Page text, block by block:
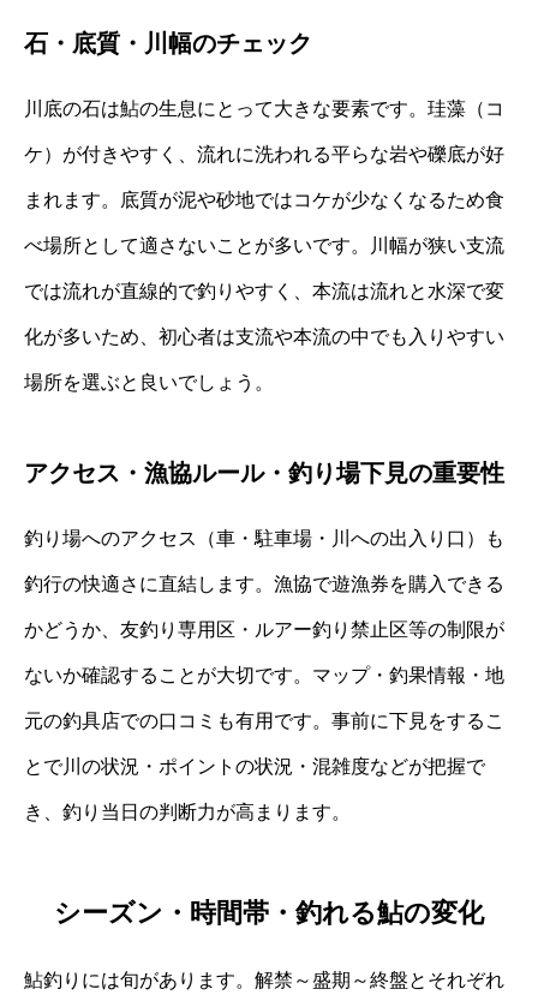
石・底質・川幅のチェック
川底の石は鮎の生息にとって大きな要素です。珪藻（コ
ケ）が付きやすく、流れに洗われる平らな岩や礫底が好
まれます。底質が泥や砂地ではコケが少なくなるため食
べ場所として適さないことが多いです。川幅が狭い支流
では流れが直線的で釣りやすく、本流は流れと水深で変
化が多いため、初心者は支流や本流の中でも入りやすい
場所を選ぶと良いでしょう。
アクセス・漁協ルール・釣り場下見の重要性
釣り場へのアクセス（車・駐車場・川への出入り口）も
釣行の快適さに直結します。漁協で遊漁券を購入できる
かどうか、友釣り専用区・ルアー釣り禁止区等の制限が
ないか確認することが大切です。マップ・釣果情報・地
元の釣具店での口コミも有用です。事前に下見をするこ
とで川の状況・ポイントの状況・混雑度などが把握で
き、釣り当日の判断力が高まります。
シーズン・時間帯・釣れる鮎の変化
鮎釣りには旬があります。解禁～盛期～終盤とそれぞれ